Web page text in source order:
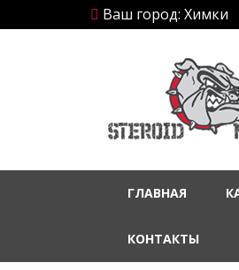
Ваш город: Химки
ГЛАВНАЯ
КОНТАКТЫ